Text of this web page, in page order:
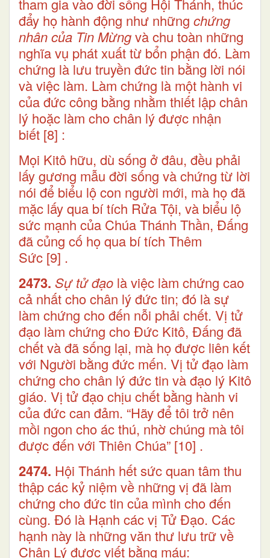
đẩy họ hành động như những chứng
nhân của Tin Mừngvà chu toàn những
nghĩa vụ phát xuất từ bổn phận đó. Làm
chứng là lưu truyền đức tin bằng lời nói
và việc làm. Làm chứng là một hành vi
của đức công bằng nhằm thiết lập chân
lý hoặc làm cho chân lý được nhận
biết [8] :
Mọi Kitô hữu, dù sống ở đâu, đều phải
lấy gương mẫu đời sống và chứng từ lời
nói để biểu lộ con người mới, mà họ đã
mặc lấy qua bí tích Rửa Tội, và biểu lộ
sức mạnh của Chúa Thánh Thần, Đấng
đã củng cố họ qua bí tích Thêm
Sức [9] .
2473. Sự tử đạo là việc làm chứng cao
cả nhất cho chân lý đức tin; đó là sự
làm chứng cho đến nỗi phải chết. Vị tử
đạo làm chứng cho Đức Kitô, Đấng đã
chết và đã sống lại, mà họ được liên kết
với Người bằng đức mến. Vị tử đạo làm
chứng cho chân lý đức tin và đạo lý Kitô
giáo. Vị tử đạo chịu chết bằng hành vi
của đức can đảm. “Hãy để tôi trở nên
mồi ngon cho ác thú, nhờ chúng mà tôi
được đến với Thiên Chúa” [10] .
2474. Hội Thánh hết sức quan tâm thu
thập các kỷ niệm về những vị đã làm
chứng cho đức tin của mình cho đến
cùng. Đó là Hạnh các vị Tử Đạo. Các
hạnh này là những văn thư lưu trữ về
Chân Lý được viết bằng máu: